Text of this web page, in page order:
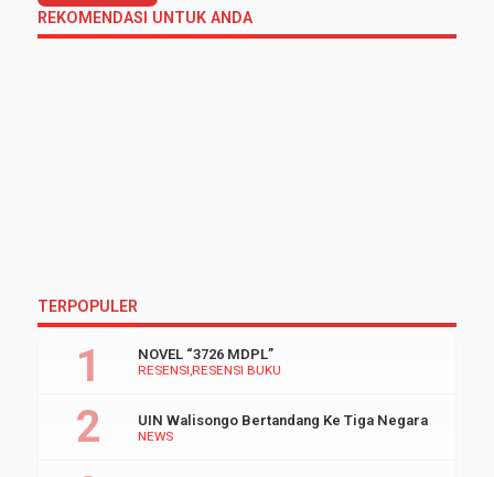
REKOMENDASI UNTUK ANDA
TERPOPULER
RESENSI RESENSI BUKU
NOVEL “3726 MDPL”
NEWS
UIN Walisongo Bertandang Ke Tiga Negara